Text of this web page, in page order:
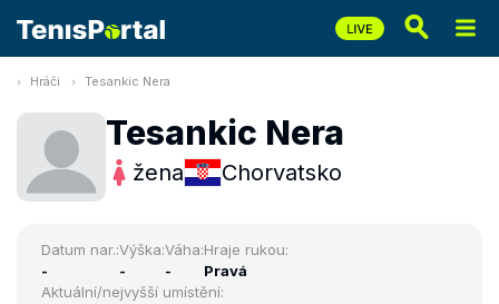
Hráči Tesankic Nera
Tesankic Nera
žena Chorvatsko
Datum nar.:
-
Výška:
-
Váha:
-
Hraje rukou:
Pravá
Aktuální/nejvyšší umístění: